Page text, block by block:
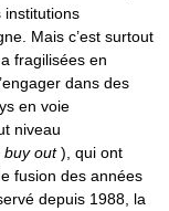
institutions
Mais c’est surtout
fragilisées en
dans des
en voie
niveau
buy out), qui ont
fusion des années
depuis 1988, la